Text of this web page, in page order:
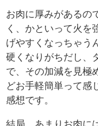
お肉に厚みがあるの
く、かといって火を
げやすくなっちゃう
硬くなりがちだし、
で、その加減を見極
どお手軽簡単って感
感想です。